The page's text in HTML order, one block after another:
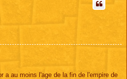
a au moins l'age de la fin de l'empire de